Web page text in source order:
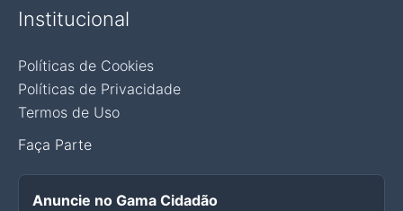
Institucional
Políticas de Cookies
Políticas de Privacidade
Termos de Uso
Faça Parte
Anuncie no Gama Cidadão